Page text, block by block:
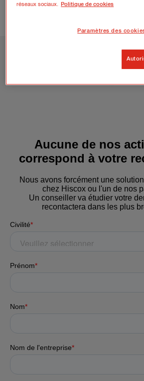
réseaux sociaux. Politique de cookies
Paramètres des